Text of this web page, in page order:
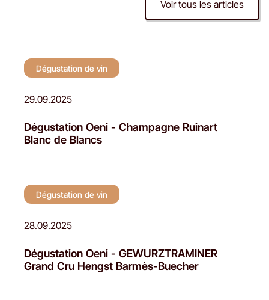
Voir tous les articles
Dégustation de vin
29.09.2025
Dégustation Oeni - Champagne Ruinart
Blanc de Blancs
Dégustation de vin
28.09.2025
Dégustation Oeni - GEWURZTRAMINER
Grand Cru Hengst Barmès-Buecher